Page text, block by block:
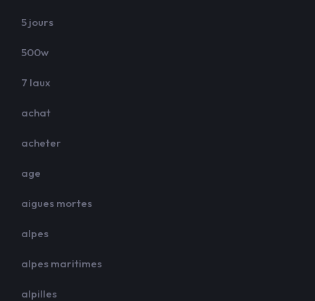
5 jours
500w
7 laux
achat
acheter
age
aigues mortes
alpes
alpes maritimes
alpilles